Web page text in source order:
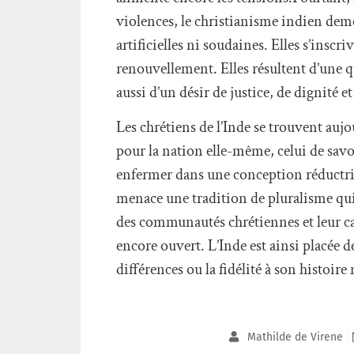
violences, le christianisme indien
artificielles ni soudaines. Elles
renouvellement. Elles résultent d’une
aussi d’un désir de justice, de dignité
Les chrétiens de l’Inde se trouvent
pour la nation elle-même, celui de
enfermer dans une conception
menace une tradition de pluralisme
des communautés chrétiennes et leur
encore ouvert. L’Inde est ainsi placée
différences ou la fidélité à son
Mathilde de Virene